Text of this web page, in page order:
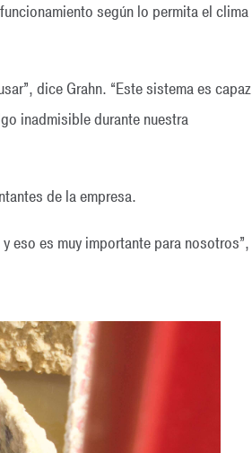
según lo permita el clima
dice Grahn. “Este sistema es capaz
inadmisible durante nuestra
de la empresa.
eso es muy importante para nosotros”,